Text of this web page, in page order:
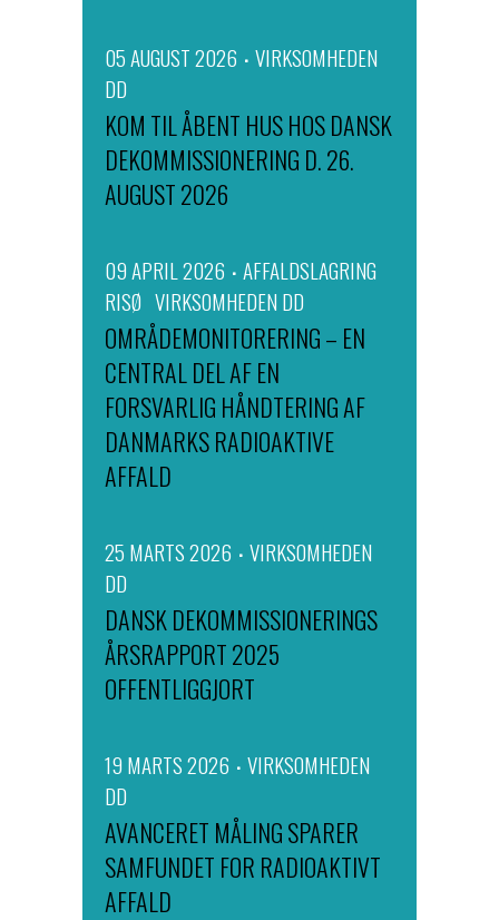
05 AUGUST 2026
VIRKSOMHEDEN
DD
KOM TIL ÅBENT HUS HOS DANSK
DEKOMMISSIONERING D. 26.
AUGUST 2026
09 APRIL 2026
AFFALDSLAGRING
RISØ VIRKSOMHEDEN DD
OMRÅDEMONITORERING – EN
CENTRAL DEL AF EN
FORSVARLIG HÅNDTERING AF
DANMARKS RADIOAKTIVE
AFFALD
25 MARTS 2026
VIRKSOMHEDEN
DD
DANSK DEKOMMISSIONERINGS
ÅRSRAPPORT 2025
OFFENTLIGGJORT
19 MARTS 2026
VIRKSOMHEDEN
DD
AVANCERET MÅLING SPARER
SAMFUNDET FOR RADIOAKTIVT
AFFALD